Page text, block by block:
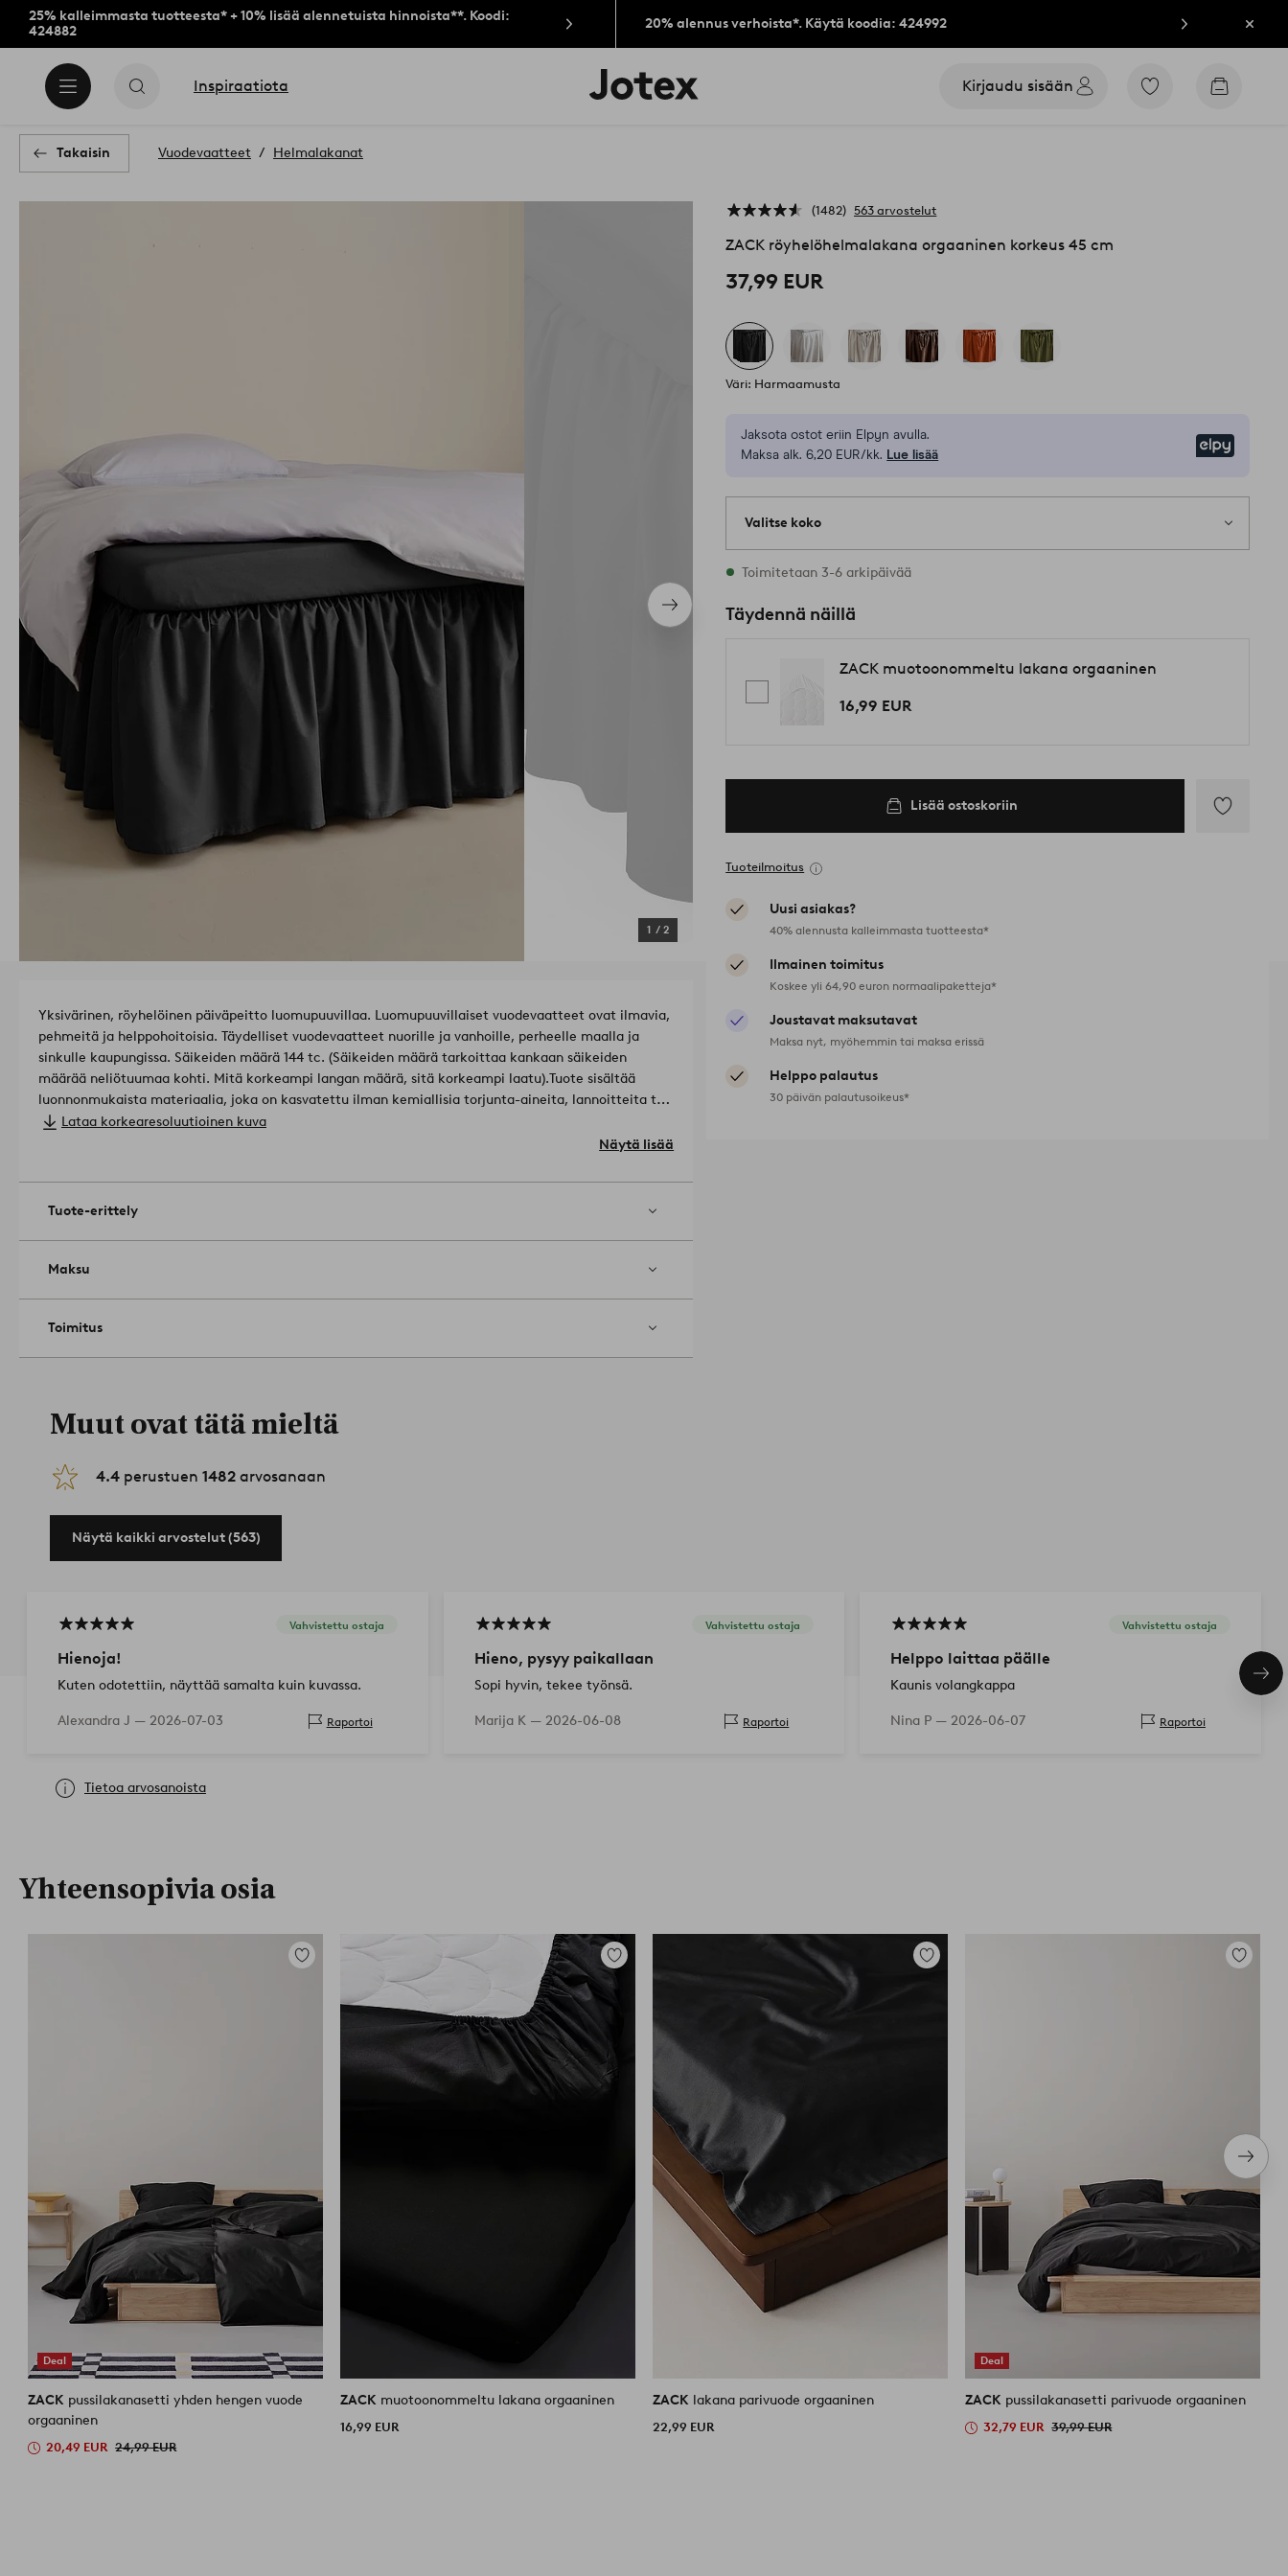
25% kalleimmasta tuotteesta* + 10% lisää alennetuista hinnoista**. Koodi:
424882
20% alennus verhoista*. Käytä koodia: 424992 Sulje
Inspiraatiota
Jotex-
logo
Kirjaudu sisään
Siirry
Siirry
Takaisin Vuodevaatteet Helmalakanat
Seuraava
tuote
1 / 2
1482 563 arvostelut
ZACK röyhelöhelmalakana orgaaninen korkeus 45 cm
37,99 EUR
Väri: Harmaamusta
Jaksota ostot eriin Elpyn avulla.
Maksa alk. 6,20 EUR/kk. Lue lisää
Valitse koko
3 varastossa olevat koot
Toimitetaan 3-6 arkipäivää
Täydennä näillä
ZACK muotoonommeltu lakana orgaaninen
16,99 EUR
Lisää ostoskoriin
Tuoteilmoitus
Uusi asiakas?
40% alennusta kalleimmasta tuotteesta*
Ilmainen toimitus
Koskee yli 64,90 euron normaalipaketteja*
Joustavat maksutavat
Maksa nyt, myöhemmin tai maksa erissä
Helppo palautus
30 päivän palautusoikeus*
Yksivärinen, röyhelöinen päiväpeitto luomupuuvillaa. Luomupuuvillaiset vuodevaatteet ovat ilmavia,
pehmeitä ja helppohoitoisia. Täydelliset vuodevaatteet nuorille ja vanhoille, perheelle maalla ja
sinkulle kaupungissa. Säikeiden määrä 144 tc. (Säikeiden määrä tarkoittaa kankaan säikeiden
määrää neliötuumaa kohti. Mitä korkeampi langan määrä, sitä korkeampi laatu).Tuote sisältää
luonnonmukaista materiaalia, joka on kasvatettu ilman kemiallisia torjunta-aineita, lannoitteita tai
muuntogeenisiä eliöitä.
Materiaali: 100% Puuvilla.
alalla. Mitä suurempi langantiheys, sitä laadukkaampi kangas.).
Määrä pakkauksessa: 1.
Konepesu 60°:ssa. Älä käytä valkaisuainetta. Rumpukuivaa keskilämmöllä.
Lataa korkearesoluutioinen kuva
Näytä lisää
Tuote-erittely
Maksu
Toimitus
Muut ovat tätä mieltä
4.4 perustuen 1482 arvosanaan
Näytä kaikki arvostelut (563)
Vahvistettu ostaja
Hienoja!
Kuten odotettiin, näyttää samalta kuin kuvassa.
Alexandra J — 2026-07-03 Raportoi
Vahvistettu ostaja
Hieno, pysyy paikallaan
Sopi hyvin, tekee työnsä.
Marija K — 2026-06-08 Raportoi
Vahvistettu ostaja
Helppo laittaa päälle
Kaunis volangkappa
Nina P — 2026-06-07 Raportoi
Tietoa arvosanoista
Yhteensopivia osia
Deal
Lisää
ZACK pussilakanasetti yhden hengen vuode
orgaaninen
20,49 EUR 24,99 EUR
Lisää
suosikkeihin
ZACK muotoonommeltu lakana orgaaninen
16,99 EUR
Lisää
ZACK lakana parivuode orgaaninen
22,99 EUR
Deal
Lisää
ZACK pussilakanasetti parivuode orgaaninen
32,79 EUR 39,99 EUR
tuote